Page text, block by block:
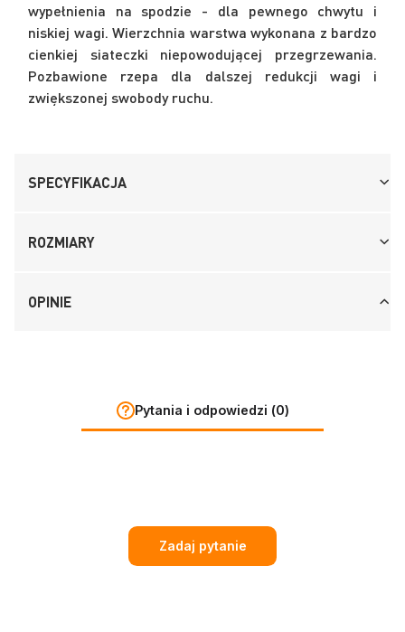
wypełnienia na spodzie - dla pewnego chwytu i
niskiej wagi. Wierzchnia warstwa wykonana z bardzo
cienkiej siateczki niepowodującej przegrzewania.
Pozbawione rzepa dla dalszej redukcji wagi i
zwiększonej swobody ruchu.
SPECYFIKACJA
ROZMIARY
OPINIE
Pytania i odpowiedzi (0)
Zadaj pytanie